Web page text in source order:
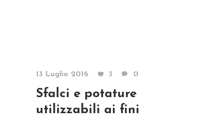
13 Luglio 2016 3 0
Sfalci e potature
utilizzabili ai fini